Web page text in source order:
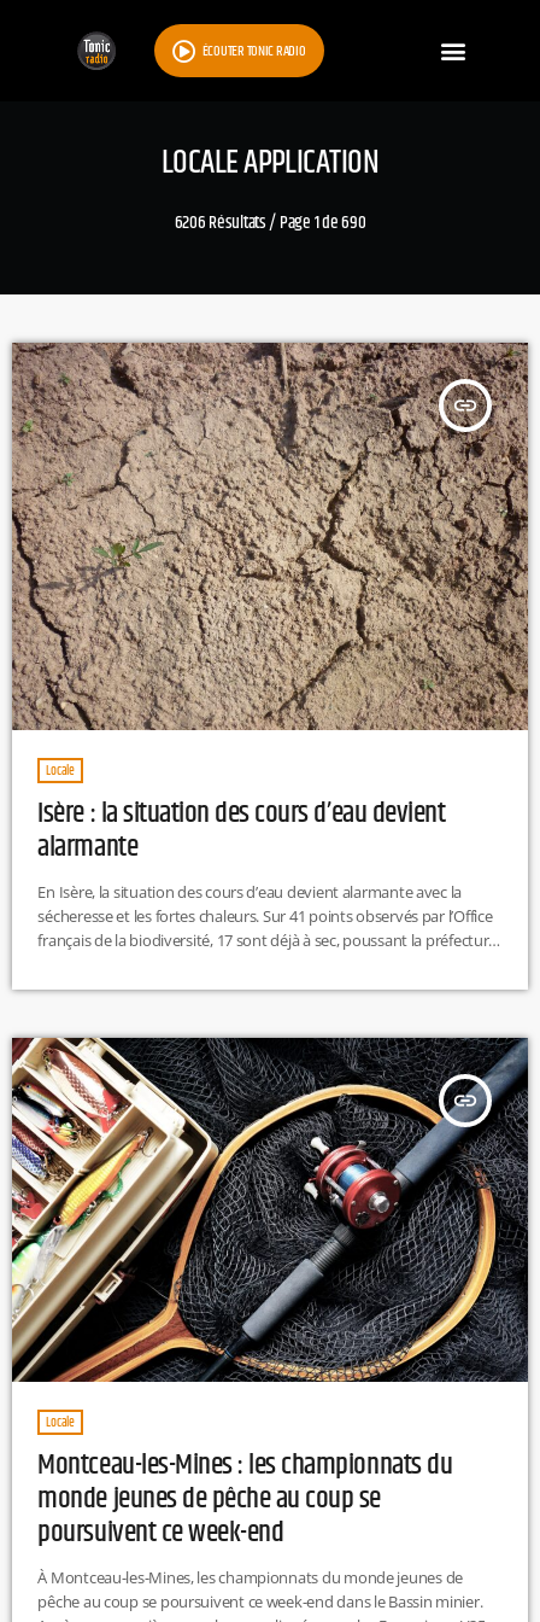
ÉCOUTER TONIC RADIO
LOCALE APPLICATION
6206 Résultats / Page 1 de 690
insert_link
Locale
Isère : la situation des cours d’eau devient
alarmante
En Isère, la situation des cours d’eau devient alarmante avec la
sécheresse et les fortes chaleurs. Sur 41 points observés par l’Office
français de la biodiversité, 17 sont déjà à sec, poussant la préfecture
département. L.T
insert_link
Locale
Montceau-les-Mines : les championnats du
monde jeunes de pêche au coup se
poursuivent ce week-end
À Montceau-les-Mines, les championnats du monde jeunes de
pêche au coup se poursuivent ce week-end dans le Bassin minier.